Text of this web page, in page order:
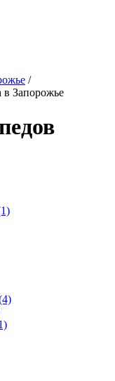
/
в Запорожье